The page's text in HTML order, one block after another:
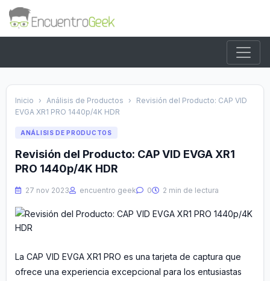
Inicio › Análisis de Productos ›
Revisión del Producto: CAP VID
EVGA XR1 PRO 1440p/4K HDR
ANÁLISIS DE PRODUCTOS
Revisión del Producto: CAP VID EVGA XR1
PRO 1440p/4K HDR
27 nov 2023 encuentro geek 0 2 min de lectura
La CAP VID EVGA XR1 PRO es una tarjeta de captura que
ofrece una experiencia excepcional para los entusiastas